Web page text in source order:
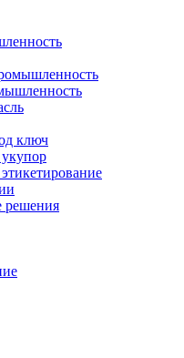
ключ
решения